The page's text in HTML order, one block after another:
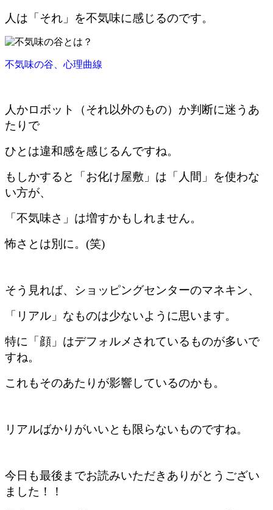
人は「それ」を不気味に感じるのです。
不気味の谷、心理曲線
人かロボット（それ以外のもの）か判断に迷うあ
たりで
ひとは違和感を感じるんですね。
もしかすると「お化け屋敷」は「人間」を使わな
い方が、
「不気味さ」は増すかもしれません。
怖さとは別に。(笑)
そう見れば、ショッピングセンターのマネキン、
「リアル」なものは少ないように思います。
特に「顔」はデフォルメされているものが多いで
すね。
これもそのあたりが影響しているのかも。
リアルばかりがいいとも限らないものですね。
今日も最後までお読みいただきありがとうござい
ました！！